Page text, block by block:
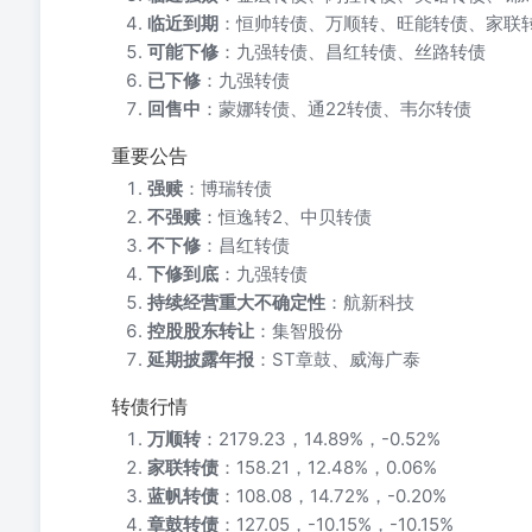
临近到期 ：恒帅转债、万顺转、旺能转债、家联
可能下修 ：九强转债、昌红转债、丝路转债
已下修 ：九强转债
回售中 ：蒙娜转债、通22转债、韦尔转债
重要公告
强赎 ：博瑞转债
不强赎 ：恒逸转2、中贝转债
不下修 ：昌红转债
下修到底 ：九强转债
持续经营重大不确定性 ：航新科技
控股股东转让 ：集智股份
延期披露年报 ：ST章鼓、威海广泰
转债行情
万顺转：2179.23，14.89%，-0.52%
家联转债 ：158.21，12.48%，0.06%
蓝帆转债 ：108.08，14.72%，-0.20%
章鼓转债 ：127.05，-10.15%，-10.15%